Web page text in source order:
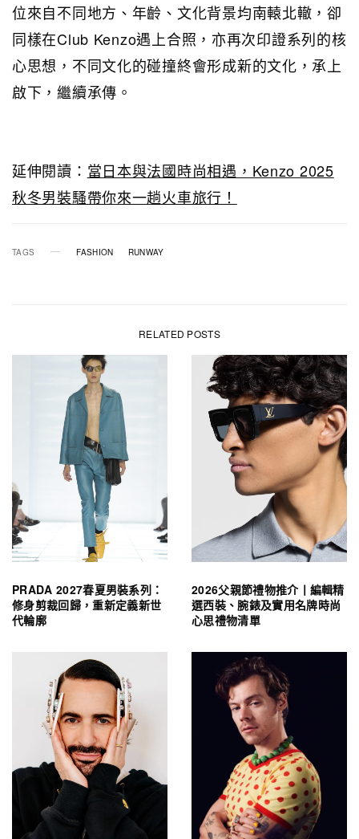
位來自不同地方、年齡、文化背景均南轅北轍，卻
同樣在Club Kenzo遇上合照，亦再次印證系列的核
心思想，不同文化的碰撞終會形成新的文化，承上
啟下，繼續承傳。
延伸閱讀： 當日本與法國時尚相遇，Kenzo 2025
秋冬男裝騷帶你來一趟火車旅行！
TAGS FASHION RUNWAY
RELATED POSTS
PRADA 2027春夏男裝系列：
修身剪裁回歸，重新定義新世
代輪廓
2026父親節禮物推介丨編輯精
選西裝、腕錶及實用名牌時尚
心思禮物清單